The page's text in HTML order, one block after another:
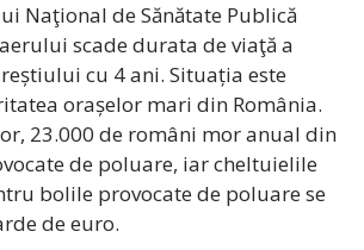
Naţional de Sănătate Publică
scade durata de viaţă a
cu 4 ani. Situația este
orașelor mari din România.
23.000 de români mor anual din
de poluare, iar cheltuielile
bolile provocate de poluare se
de euro.